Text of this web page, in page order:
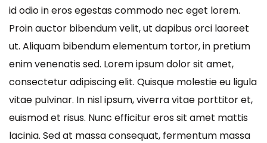
id odio in eros egestas commodo nec eget lorem.
Proin auctor bibendum velit, ut dapibus orci laoreet
ut. Aliquam bibendum elementum tortor, in pretium
enim venenatis sed. Lorem ipsum dolor sit amet,
consectetur adipiscing elit. Quisque molestie eu ligula
vitae pulvinar. In nisl ipsum, viverra vitae porttitor et,
euismod et risus. Nunc efficitur eros sit amet mattis
lacinia. Sed at massa consequat, fermentum massa